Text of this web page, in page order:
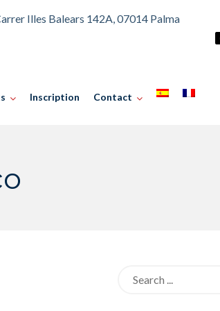
Illes Balears 142A, 07014 Palma
Inscription Contact